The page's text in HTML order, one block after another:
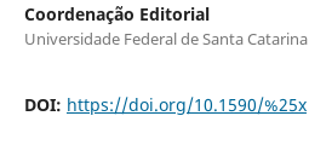
Coordenação Editorial
Universidade Federal de Santa Catarina
DOI: https://doi.org/10.1590/%25x